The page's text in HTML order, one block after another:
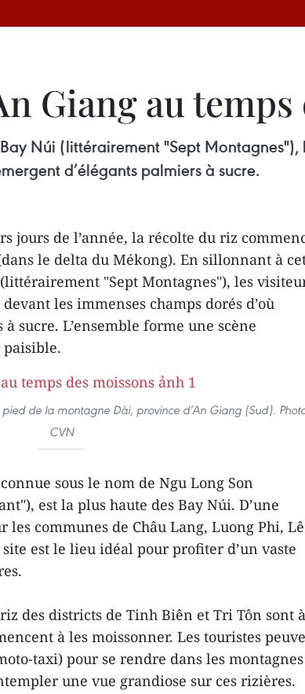
Giang au
Núi (littérairement "Sept Montagnes"),
d’élégants palmiers à sucre.
jours de l’année, la récolte du riz
le delta du Mékong). En sillonnant à
"Sept Montagnes"), les
les immenses champs dorés d’où
sucre. L’ensemble forme une scène
paisible.
de la montagne Dài, province d’An Giang (Sud).
CVN
sous le nom de Ngu Long Son
est la plus haute des Bay Núi. D’une
les communes de Châu Lang, Luong Phi, Lê
est le lieu idéal pour profiter d’un vaste
des districts de Tinh Biên et Tri Tôn sont à
à les moissonner. Les touristes
taxi) pour se rendre dans les montagnes
une vue grandiose sur ces rizières.